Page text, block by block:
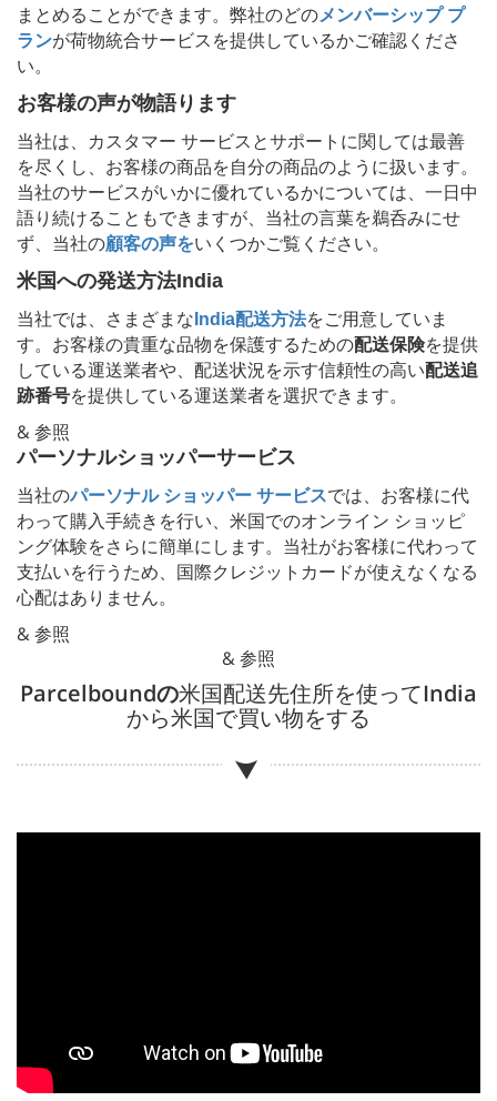
まとめることができます。弊社のどのメンバーシップ プ
ランが荷物統合サービスを提供しているかご確認くださ
い。
お客様の声が物語ります
当社は、カスタマー サービスとサポートに関しては最善
を尽くし、お客様の商品を自分の商品のように扱います。
当社のサービスがいかに優れているかについては、一日中
語り続けることもできますが、当社の言葉を鵜呑みにせ
ず、当社の顧客の声をいくつかご覧ください。
米国への発送方法India
当社では、さまざまな India配送方法をご用意していま
す。お客様の貴重な品物を保護するための配送保険を提供
している運送業者や、配送状況を示す信頼性の高い配送追
跡番号を提供している運送業者を選択できます。
& 参照
パーソナルショッパーサービス
当社のパーソナル ショッパー サービスでは、お客様に代
わって購入手続きを行い、米国でのオンライン ショッピ
ング体験をさらに簡単にします。当社がお客様に代わって
支払いを行うため、国際クレジットカードが使えなくなる
心配はありません。
& 参照
& 参照
Parcelboundの米国配送先住所を使ってIndia
から米国で買い物をする